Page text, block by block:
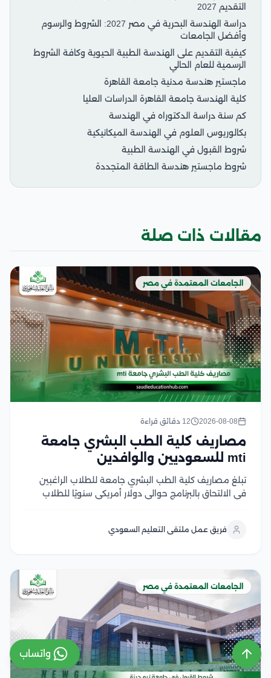
التقديم 2027
دراسة الهندسة البحرية في مصر 2027: الشروط والرسوم
وأفضل الجامعات
كيفية التقديم على الهندسة الطبية الحيوية وكافة الشروط
الرسمية للعام الحالي
ماجستير هندسة مدنية جامعة القاهرة
كلية الهندسة جامعة القاهرة الدراسات العليا
كم سنة دراسة الدكتوراه في الهندسة
بكالوريوس العلوم في الهندسة الميكانيكية
شروط القبول في الهندسة الطبية
شروط ماجستير هندسة الطاقة المتجددة
مقالات ذات صلة
الجامعات المعتمدة في مصر
2026-08-08 12 دقائق قراءة
مصاريف كلية الطب البشري جامعة
mti للسعوديين والوافدين
تبلغ مصاريف كلية الطب البشري جامعة للطلاب الراغبين
في الالتحاق بالبرنامج حوالي دولار أمريكي سنويًا للطلاب
التفاصيل وتكون معتمدة في هذا المقال نستعرض...
فريق عمل ملتقى التعليم السعودي
الجامعات المعتمدة في مصر
واتساب